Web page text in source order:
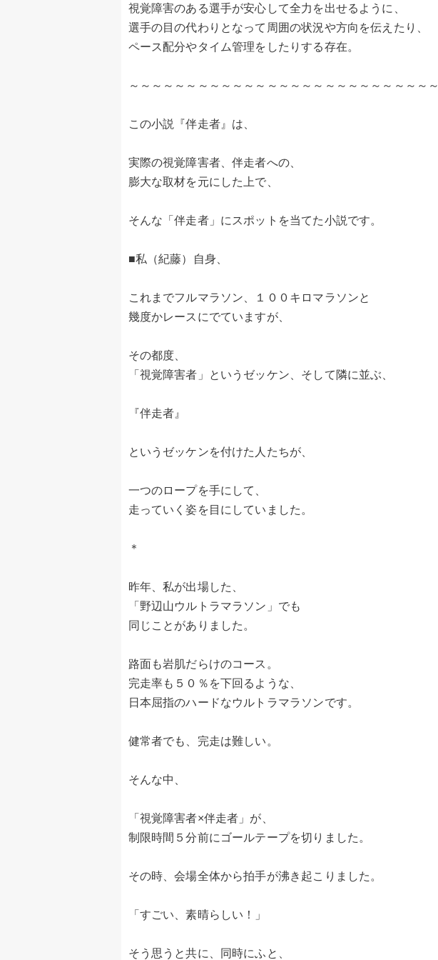
視覚障害のある選手が安心して全力を出せるように、
選手の目の代わりとなって周囲の状況や方向を伝えたり、
ペース配分やタイム管理をしたりする存在。
～～～～～～～～～～～～～～～～～～～～～～～～～～～
この小説『伴走者』は、
実際の視覚障害者、伴走者への、
膨大な取材を元にした上で、
そんな「伴走者」にスポットを当てた小説です。
■私（紀藤）自身、
これまでフルマラソン、１００キロマラソンと
幾度かレースにでていますが、
その都度、
「視覚障害者」というゼッケン、そして隣に並ぶ、
『伴走者』
というゼッケンを付けた人たちが、
一つのロープを手にして、
走っていく姿を目にしていました。
＊
昨年、私が出場した、
「野辺山ウルトラマラソン」でも
同じことがありました。
路面も岩肌だらけのコース。
完走率も５０％を下回るような、
日本屈指のハードなウルトラマラソンです。
健常者でも、完走は難しい。
そんな中、
「視覚障害者×伴走者」が、
制限時間５分前にゴールテープを切りました。
その時、会場全体から拍手が沸き起こりました。
「すごい、素晴らしい！」
そう思うと共に、同時にふと、